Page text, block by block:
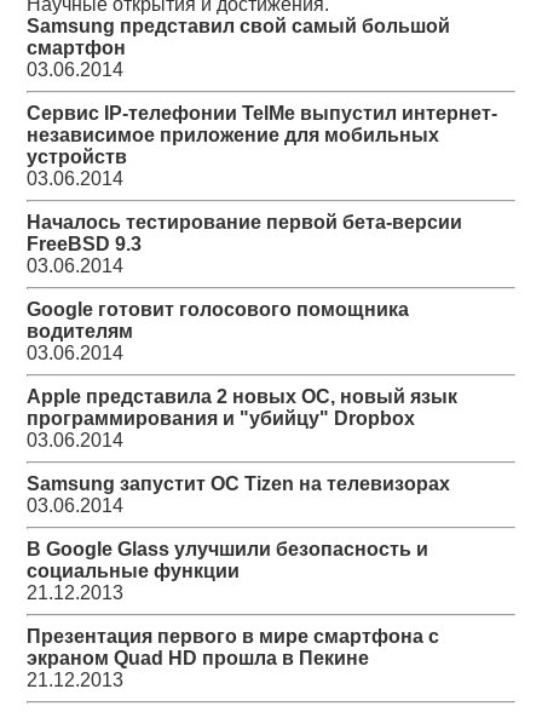
Научные открытия и достижения.
Samsung представил свой самый большой
смартфон
03.06.2014
Сервис IP-телефонии TelMe выпустил интернет-
независимое приложение для мобильных
устройств
03.06.2014
Началось тестирование первой бета-версии
FreeBSD 9.3
03.06.2014
Google готовит голосового помощника
водителям
03.06.2014
Apple представила 2 новых ОС, новый язык
программирования и "убийцу" Dropbox
03.06.2014
Samsung запустит ОС Tizen на телевизорах
03.06.2014
В Google Glass улучшили безопасность и
социальные функции
21.12.2013
Презентация первого в мире смартфона с
экраном Quad HD прошла в Пекине
21.12.2013